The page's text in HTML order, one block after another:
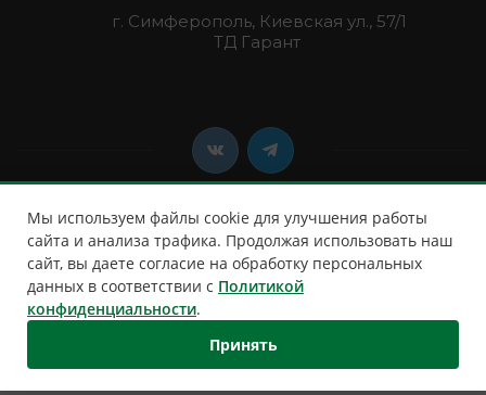
г. Симферополь, Киевская ул., 57/1
ТД Гарант
2026 © Клуб Путешественников
Мы используем файлы cookie для улучшения работы
сайта и анализа трафика. Продолжая использовать наш
сайт, вы даете согласие на обработку персональных
данных в соответствии с Политикой
конфиденциальности.
Принять